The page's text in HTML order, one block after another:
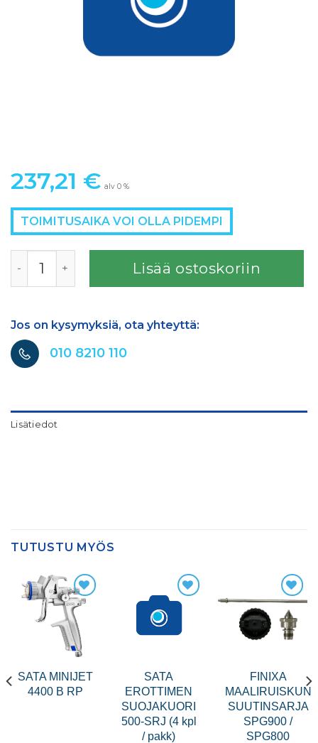
237,21 € alv 0 %
TOIMITUSAIKA VOI OLLA PIDEMPI
Lisää ostoskoriin
Jos on kysymyksiä, ota yhteyttä:
010 8210 110
Lisätiedot
TUTUSTU MYÖS
SATA MINIJET
4400 B RP
SATA
EROTTIMEN
SUOJAKUORI
500-SRJ (4 kpl
/ pakk)
FINIXA
MAALIRUISKUN
SUUTINSARJA
SPG900 /
SPG800